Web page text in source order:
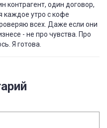
контрагент, один договор,
каждое утро с кофе
всех. Даже если они
- не про чувства. Про
Я готова.